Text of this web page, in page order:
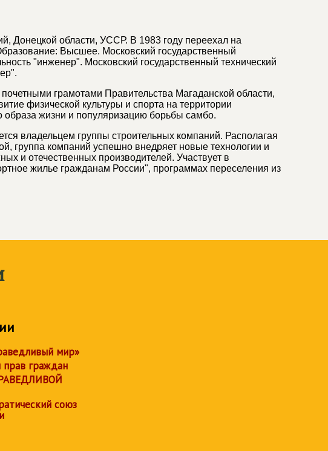
Донецкой области, УССР. В 1983 году переехал на
Высшее. Московский государственный
"инженер". Московский государственный технический
грамотами Правительства Магаданской области,
физической культуры и спорта на территории
образа жизни и популяризацию борьбы самбо.
владельцем группы строительных компаний. Располагая
группа компаний успешно внедряет новые технологии и
и отечественных производителей. Участвует в
жилье гражданам России", программах переселения из
мир»
граждан
союз